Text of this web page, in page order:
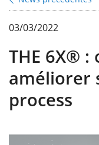
03/03/2022
THE 6X®
améliorer
process